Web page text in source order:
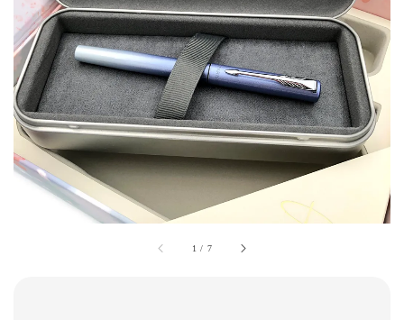
1 / 7